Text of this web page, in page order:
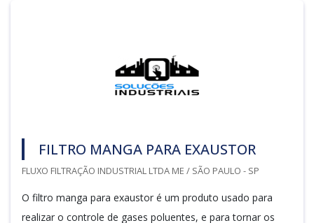
FILTRO MANGA PARA EXAUSTOR
FLUXO FILTRAÇÃO INDUSTRIAL LTDA ME / SÃO PAULO - SP
O filtro manga para exaustor é um produto usado para
realizar o controle de gases poluentes, e para tornar os